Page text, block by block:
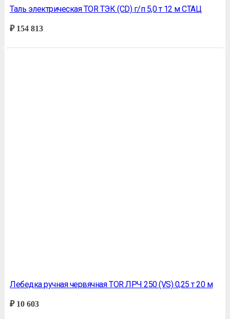
Таль электрическая TOR ТЭК (CD) г/п 5,0 т 12 м СТАЦ
₽154 813
Лебедка ручная червячная TOR ЛРЧ 250 (VS) 0,25 т 20 м
₽10 603